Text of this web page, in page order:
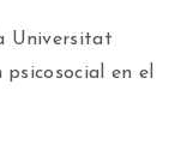
Universitat
en el